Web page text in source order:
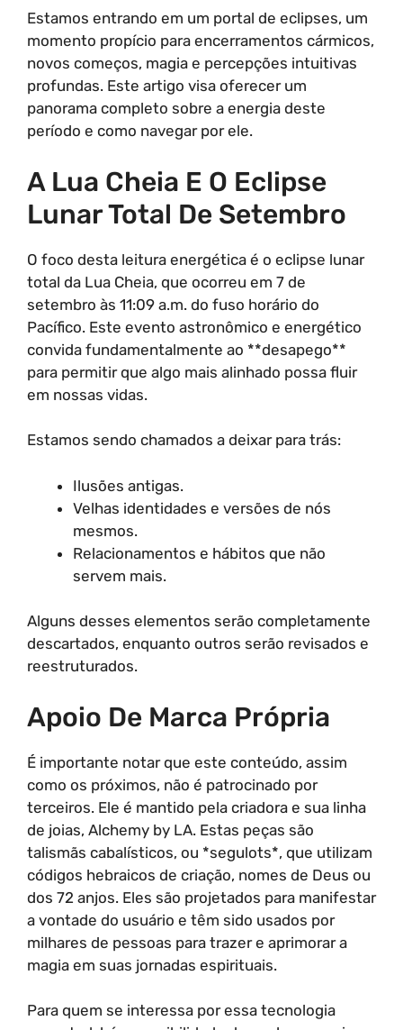
Estamos entrando em um portal de eclipses, um
momento propício para encerramentos cármicos,
novos começos, magia e percepções intuitivas
profundas. Este artigo visa oferecer um
panorama completo sobre a energia deste
período e como navegar por ele.
A Lua Cheia E O Eclipse
Lunar Total De Setembro
O foco desta leitura energética é o eclipse lunar
total da Lua Cheia, que ocorreu em 7 de
setembro às 11:09 a.m. do fuso horário do
Pacífico. Este evento astronômico e energético
convida fundamentalmente ao **desapego**
para permitir que algo mais alinhado possa fluir
em nossas vidas.
Estamos sendo chamados a deixar para trás:
Ilusões antigas.
Velhas identidades e versões de nós
mesmos.
Relacionamentos e hábitos que não
servem mais.
Alguns desses elementos serão completamente
descartados, enquanto outros serão revisados e
reestruturados.
Apoio De Marca Própria
É importante notar que este conteúdo, assim
como os próximos, não é patrocinado por
terceiros. Ele é mantido pela criadora e sua linha
de joias, Alchemy by LA. Estas peças são
talismãs cabalísticos, ou *segulots*, que utilizam
códigos hebraicos de criação, nomes de Deus ou
dos 72 anjos. Eles são projetados para manifestar
a vontade do usuário e têm sido usados por
milhares de pessoas para trazer e aprimorar a
magia em suas jornadas espirituais.
Para quem se interessa por essa tecnologia